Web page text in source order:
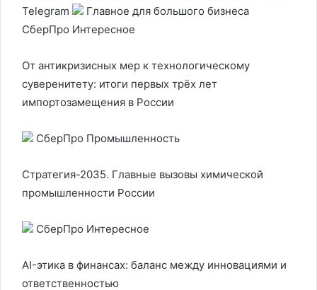
Telegram
Главное для большого бизнеса
СберПро Интересное
От антикризисных мер к технологическому
суверенитету: итоги первых трёх лет
импортозамещения в России
СберПро Промышленность
Стратегия-2035. Главные вызовы химической
промышленности России
СберПро Интересное
AI-этика в финансах: баланс между инновациями и
ответственностью